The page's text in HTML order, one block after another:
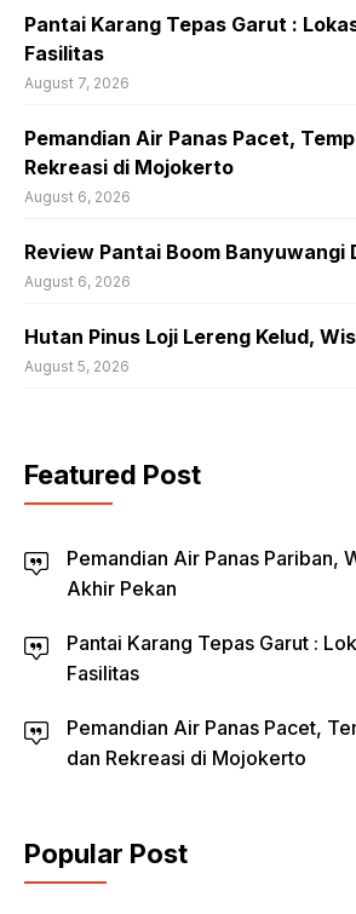
Pantai Karang Tepas Garut :
Fasilitas
August 7, 2026
Pemandian Air Panas Pacet,
Rekreasi di Mojokerto
August 6, 2026
Review Pantai Boom Banyuwangi
August 6, 2026
Hutan Pinus Loji Lereng Kelud,
August 5, 2026
Featured Post
Pemandian Air Panas Pariban,
Akhir Pekan
Pantai Karang Tepas Garut :
Fasilitas
Pemandian Air Panas Pacet,
dan Rekreasi di Mojokerto
Popular Post